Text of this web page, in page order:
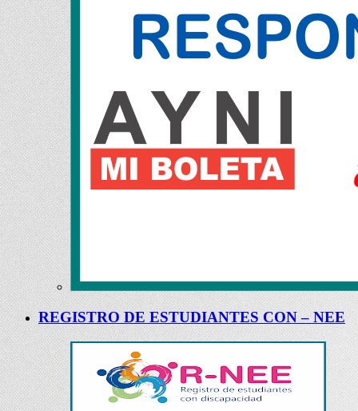
REGISTRO DE ESTUDIANTES CON – NEE